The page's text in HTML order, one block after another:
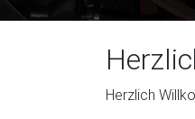
Herzlich